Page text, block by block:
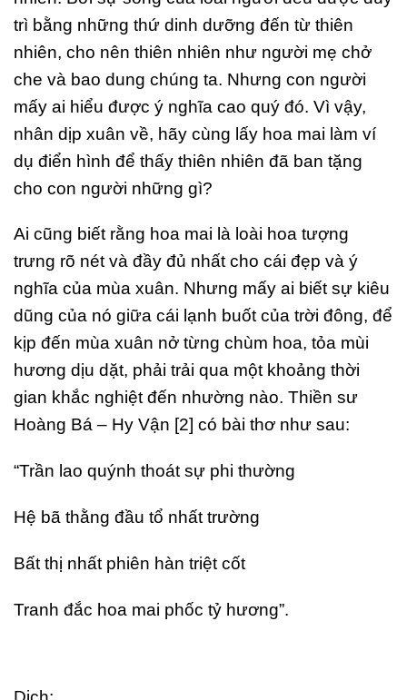
trì bằng những thứ dinh dưỡng đến từ thiên
nhiên, cho nên thiên nhiên như người mẹ chở
che và bao dung chúng ta. Nhưng con người
mấy ai hiểu được ý nghĩa cao quý đó. Vì vậy,
nhân dịp xuân về, hãy cùng lấy hoa mai làm ví
dụ điển hình để thấy thiên nhiên đã ban tặng
cho con người những gì?
Ai cũng biết rằng hoa mai là loài hoa tượng
trưng rõ nét và đầy đủ nhất cho cái đẹp và ý
nghĩa của mùa xuân. Nhưng mấy ai biết sự kiêu
dũng của nó giữa cái lạnh buốt của trời đông, để
kịp đến mùa xuân nở từng chùm hoa, tỏa mùi
hương dịu dặt, phải trải qua một khoảng thời
gian khắc nghiệt đến nhường nào. Thiền sư
Hoàng Bá – Hy Vận [2] có bài thơ như sau:
“Trần lao quýnh thoát sự phi thường
Hệ bã thằng đầu tổ nhất trường
Bất thị nhất phiên hàn triệt cốt
Tranh đắc hoa mai phốc tỷ hương”.